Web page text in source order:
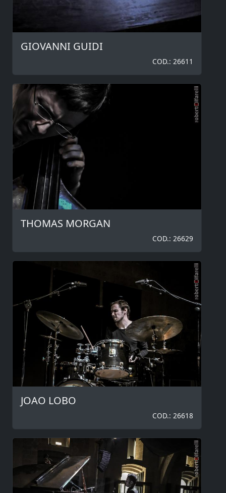
GIOVANNI GUIDI
COD.: 26611
THOMAS MORGAN
COD.: 26629
JOAO LOBO
COD.: 26618